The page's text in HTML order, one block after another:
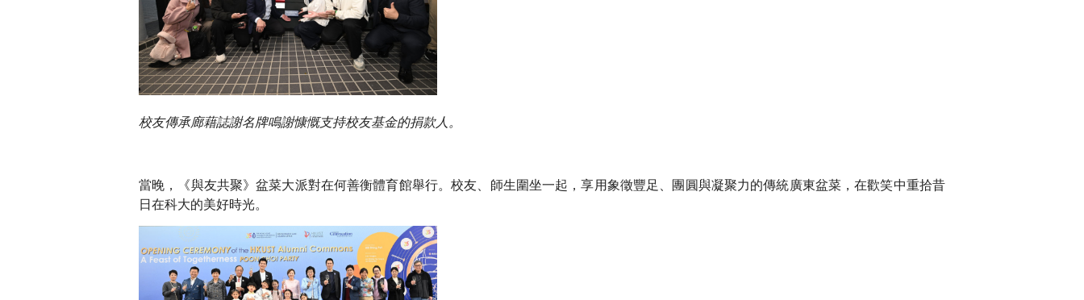
校友傳承廊藉誌謝名牌鳴謝慷慨支持校友基金的捐款人。
當晚，《與友共聚》盆菜大派對在何善衡體育館舉行。校友、師生圍坐一起，享用象徵豐足、團圓與凝聚力的傳統廣東盆菜，在歡笑中重拾昔
日在科大的美好時光。